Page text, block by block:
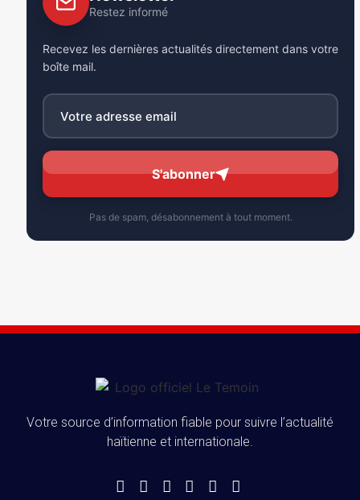
Restez informé
Recevez les dernières actualités directement dans votre
boîte mail.
S'abonner
Pas de spam, désabonnement à tout moment.
Votre source d’information fiable pour suivre l’actualité
haïtienne et internationale.